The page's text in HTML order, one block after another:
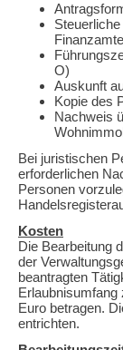
O)
Auskunft
Kopie des
Nachweis
Bei juristischen
erforderlichen
Personen
Kosten
Die Bearbeitung
der
beantragten
Erlaubnisumfang
Euro betragen.
entrichten.